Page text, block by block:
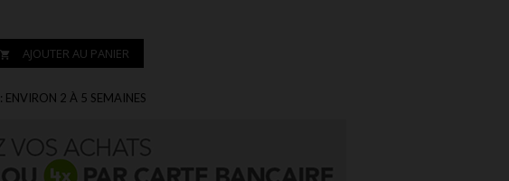
 AJOUTER AU PANIER
ENVIRON 2 À 5 SEMAINES